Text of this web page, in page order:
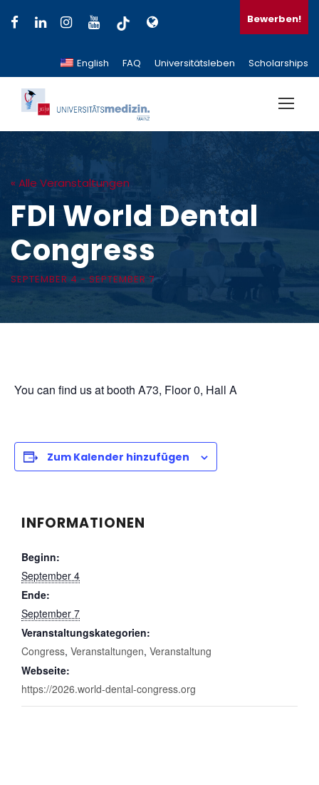
English FAQ Universitätsleben Scholarships
Bewerben!
« Alle Veranstaltungen
FDI World Dental
Congress
SEPTEMBER 4 - SEPTEMBER 7
You can find us at booth A73, Floor 0, Hall A
Zum Kalender hinzufügen
INFORMATIONEN
Beginn:
September 4
Ende:
September 7
Veranstaltungskategorien:
Congress, Veranstaltungen, Veranstaltung
Webseite:
https://2026.world-dental-congress.org